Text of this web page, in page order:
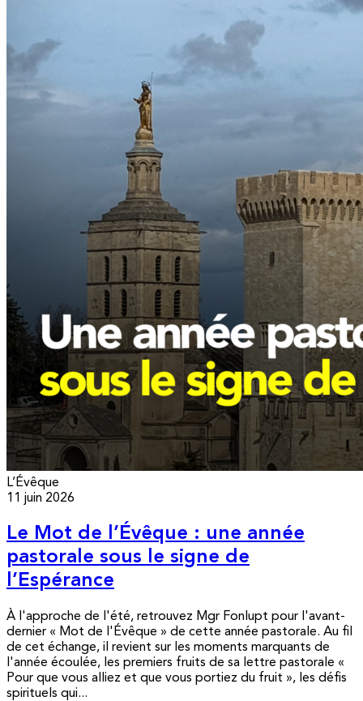
L’Évêque
11 juin 2026
Le Mot de l’Évêque : une année
pastorale sous le signe de
l’Espérance
À l'approche de l'été, retrouvez Mgr Fonlupt pour l'avant-
dernier « Mot de l'Évêque » de cette année pastorale. Au fil
de cet échange, il revient sur les moments marquants de
l'année écoulée, les premiers fruits de sa lettre pastorale «
Pour que vous alliez et que vous portiez du fruit », les défis
spirituels qui...